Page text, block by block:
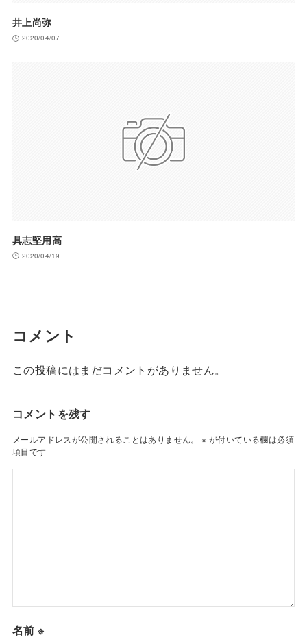
井上尚弥
2020/04/07
具志堅用高
2020/04/19
コメント
この投稿にはまだコメントがありません。
コメントを残す
メールアドレスが公開されることはありません。 ※ が付いている欄は必須
項目です
名前※